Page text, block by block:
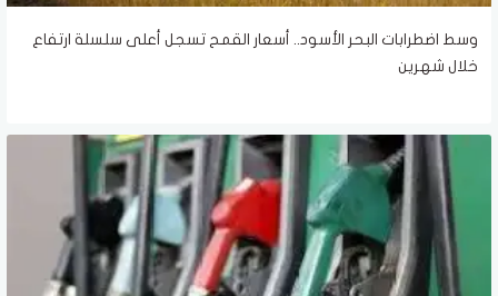
وسط اضطرابات البحر الأسود.. أسعار القمح تسجل أعلى سلسلة ارتفاع
خلال شهرين